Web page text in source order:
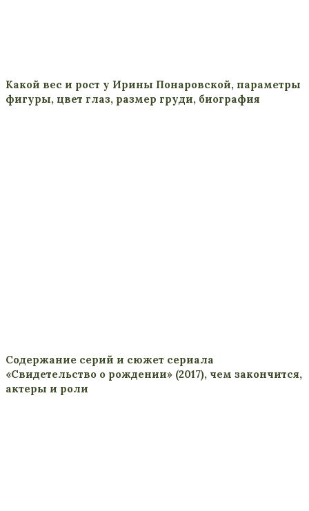
Какой вес и рост у Ирины Понаровской, параметры
фигуры, цвет глаз, размер груди, биография
Содержание серий и сюжет сериала
«Свидетельство о рождении» (2017), чем закончится,
актеры и роли